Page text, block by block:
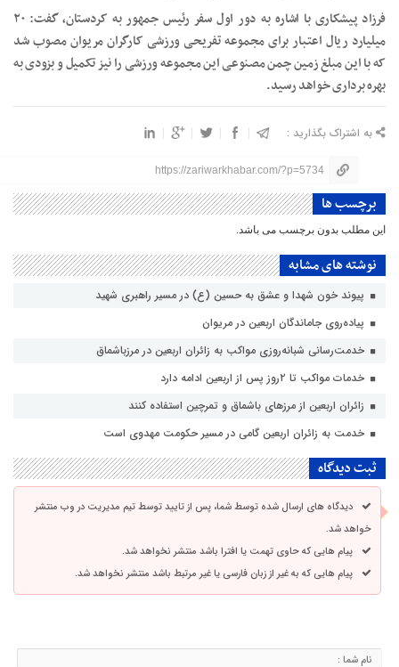
فرزاد پیشکاری با اشاره به دور اول سفر رئیس جمهور به کردستان،‌ گفت: ۲۰
میلیارد ریال اعتبار برای مجموعه تفریحی ورزشی کارگران مریوان مصوب شد
که با این مبلغ زمین چمن مصنوعی این مجموعه ورزشی را نیز تکمیل و بزودی به
بهره برداری خواهد رسید.
به اشتراک بگذارید :
https://zariwarkhabar.com/?p=5734
برچسب ها
این مطلب بدون برچسب می باشد.
نوشته های مشابه
پیوند خون شهدا و عشق به حسین (ع) در مسیر راهبری شهید
پیاده‌روی جاماندگان اربعین در مریوان
خدمت‌رسانی شبانه‌روزی مواکب به زائران اربعین در مرزباشماق
خدمات مواکب تا ۲روز پس از اربعین ادامه دارد
زائران اربعین از مرزهای باشماق و تمرچین استفاده کنند
خدمت به زائران اربعین گامی در مسیر حکومت مهدوی است
ثبت دیدگاه
دیدگاه های ارسال شده توسط شما، پس از تایید توسط تیم مدیریت در وب منتشر
خواهد شد.
پیام هایی که حاوی تهمت یا افترا باشد منتشر نخواهد شد.
پیام هایی که به غیر از زبان فارسی یا غیر مرتبط باشد منتشر نخواهد شد.